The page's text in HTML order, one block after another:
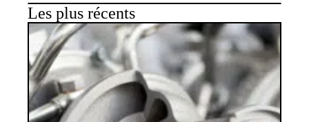
Les plus récents